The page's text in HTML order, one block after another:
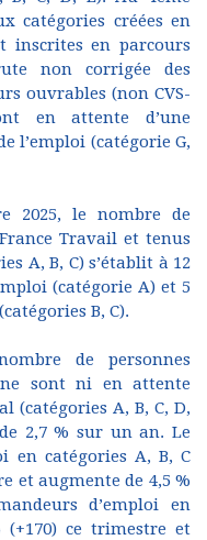
catégories créées en
inscrites en parcours
non corrigée des
ouvrables (non CVS-
en attente d’une
l’emploi (catégorie G,
2025, le nombre de
Travail et tenus
A, B, C) s’établit à 12
(catégorie A) et 5
B, C).
de personnes
sont ni en attente
(catégories A, B, C, D,
2,7 % sur un an. Le
en catégories A, B, C
et augmente de 4,5 %
d’emploi en
ce trimestre et